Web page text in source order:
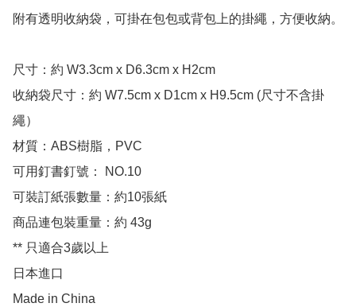
附有透明收納袋，可掛在包包或背包上的掛繩，方便收納。
尺寸：約 W3.3cm x D6.3cm x H2cm
收納袋尺寸：約 W7.5cm x D1cm x H9.5cm (尺寸不含掛
繩）
材質：ABS樹脂，PVC
可用釘書釘號： NO.10
可裝訂紙張數量：約10張紙
商品連包裝重量：約 43g
** 只適合3歲以上
日本進口
Made in China